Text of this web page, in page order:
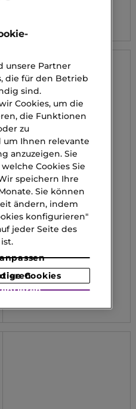
YVES SAINT LAURENT
LINES LIBERATED
Eyeliner
unsere Partner
die für den Betrieb
sind.
Cookies, um die
die Funktionen
zu
um Ihnen relevante
anzuzeigen. Sie
Cookies Sie
speichern Ihre
Sie können
ändern, indem
konfigurieren"
jeder Seite des
akzeptieren